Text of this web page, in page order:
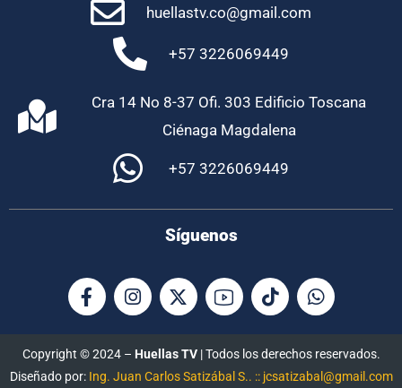
huellastv.co@gmail.com
+57 3226069449
Cra 14 No 8-37 Ofi. 303 Edificio Toscana
Ciénaga Magdalena
+57 3226069449
Síguenos
Copyright © 2024 – Huellas TV| Todos los derechos reservados.
Diseñado por: Ing. Juan Carlos Satizábal S.. :: jcsatizabal@gmail.com